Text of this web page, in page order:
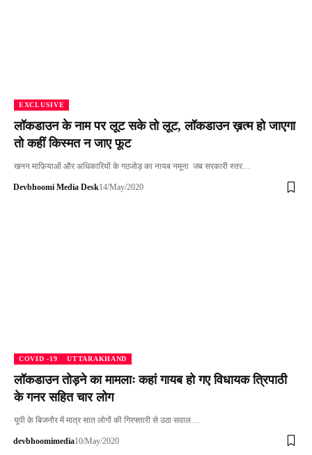
EXCLUSIVE
लॉकडाउन के नाम पर लूट सके तो लूट, लॉकडाउन ख़त्म हो जाएगा
तो कहीं किस्मत न जाए फूट
खनन माफ़ियाओं और अधिकारियों के गठजोड़ का नायब नमूना जब सरकारी स्तर…
Devbhoomi Media Desk14/May/2020
COVID -19 UTTARAKHAND
लॉकडाउन तोड़ने का मामलाः कहां गायब हो गए विधायक त्रिपाठी
के गनर सहित चार लोग
यूपी के बिजनौर में मात्र सात लोगों की गिरफ्तारी से उठा सवाल…
devbhoomimedia10/May/2020